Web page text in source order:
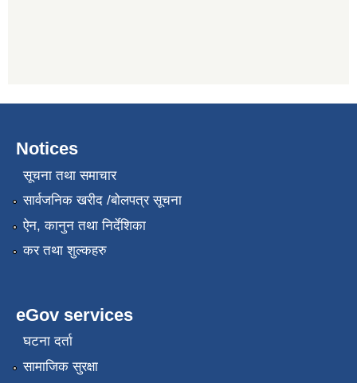
Notices
सूचना तथा समाचार
सार्वजनिक खरीद /बोलपत्र सूचना
ऐन, कानुन तथा निर्देशिका
कर तथा शुल्कहरु
eGov services
घटना दर्ता
सामाजिक सुरक्षा